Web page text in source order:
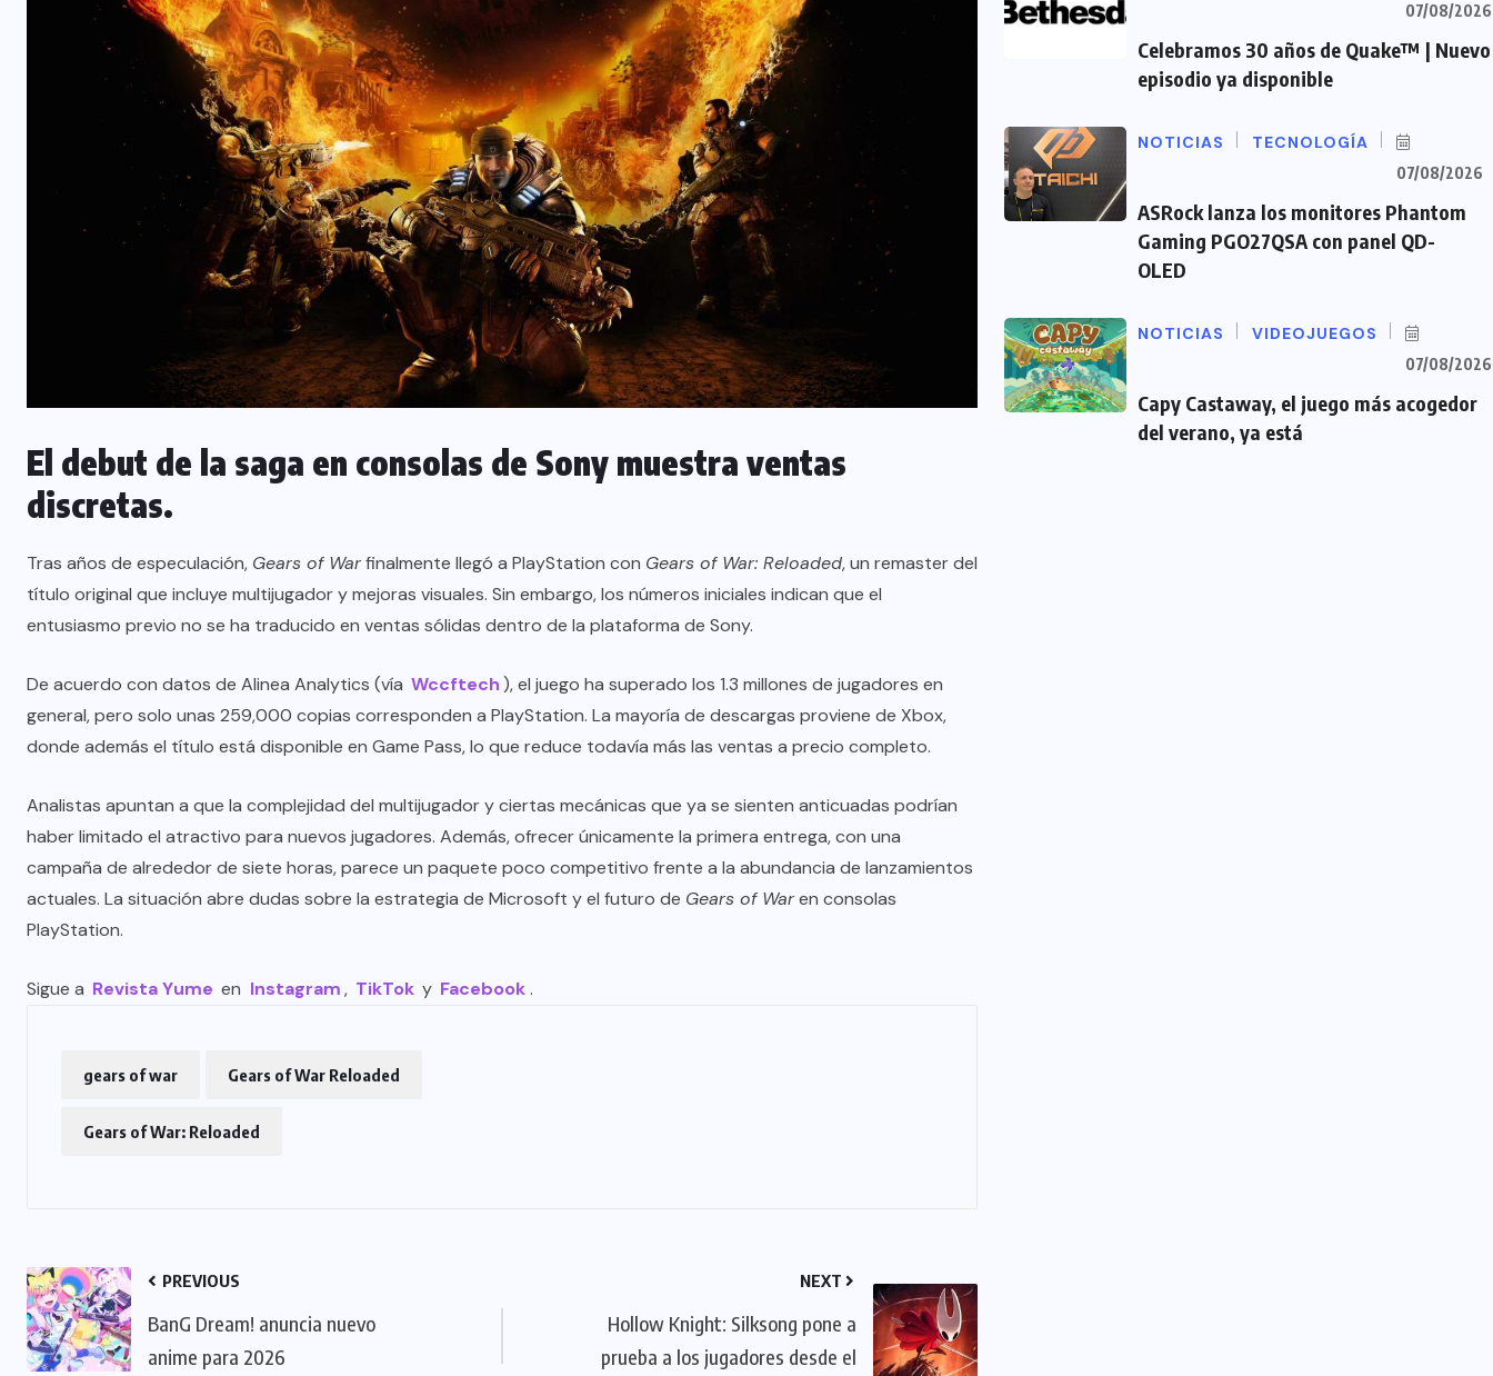
El debut de la saga en consolas de Sony muestra ventas
discretas.
Tras años de especulación, Gears of Warfinalmente llegó a PlayStation con Gears of War: Reloaded, un remaster del
título original que incluye multijugador y mejoras visuales. Sin embargo, los números iniciales indican que el
entusiasmo previo no se ha traducido en ventas sólidas dentro de la plataforma de Sony.
De acuerdo con datos de Alinea Analytics (vía Wccftech ), el juego ha superado los 1.3 millones de jugadores en
general, pero solo unas 259,000 copias corresponden a PlayStation. La mayoría de descargas proviene de Xbox,
donde además el título está disponible en Game Pass, lo que reduce todavía más las ventas a precio completo.
Analistas apuntan a que la complejidad del multijugador y ciertas mecánicas que ya se sienten anticuadas podrían
haber limitado el atractivo para nuevos jugadores. Además, ofrecer únicamente la primera entrega, con una
campaña de alrededor de siete horas, parece un paquete poco competitivo frente a la abundancia de lanzamientos
actuales. La situación abre dudas sobre la estrategia de Microsoft y el futuro de Gears of Waren consolas
PlayStation.
Sigue a Revista Yume en Instagram, TikTok y Facebook.
gears of war Gears of War Reloaded
Gears of War: Reloaded
PREVIOUS
BanG Dream! anuncia nuevo
anime para 2026
NEXT
Hollow Knight: Silksong pone a
prueba a los jugadores desde el
07/08/2026
Celebramos 30 años de Quake™ | Nuevo
episodio ya disponible
NOTICIAS TECNOLOGÍA
07/08/2026
ASRock lanza los monitores Phantom
Gaming PGO27QSA con panel QD-
OLED
NOTICIAS VIDEOJUEGOS
07/08/2026
Capy Castaway, el juego más acogedor
del verano, ya está